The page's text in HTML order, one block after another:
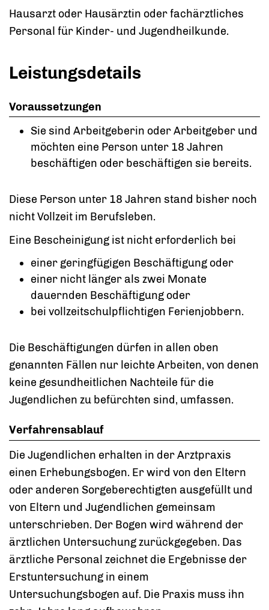
Hausarzt oder Hausärztin oder fachärztliches
Personal für Kinder- und Jugendheilkunde.
Leistungsdetails
Voraussetzungen
Sie sind Arbeitgeberin oder Arbeitgeber und
möchten eine Person unter 18 Jahren
beschäftigen oder beschäftigen sie bereits.
Diese Person unter 18 Jahren stand bisher noch
nicht Vollzeit im Berufsleben.
Eine Bescheinigung ist nicht erforderlich bei
einer geringfügigen Beschäftigung oder
einer nicht länger als zwei Monate
dauernden Beschäftigung oder
bei vollzeitschulpflichtigen Ferienjobbern.
Die Beschäftigungen dürfen in allen oben
genannten Fällen nur leichte Arbeiten, von denen
keine gesundheitlichen Nachteile für die
Jugendlichen zu befürchten sind, umfassen.
Verfahrensablauf
Die Jugendlichen erhalten in der Arztpraxis
einen Erhebungsbogen. Er wird von den Eltern
oder anderen Sorgeberechtigten ausgefüllt und
von Eltern und Jugendlichen gemeinsam
unterschrieben. Der Bogen wird während der
ärztlichen Untersuchung zurückgegeben. Das
ärztliche Personal zeichnet die Ergebnisse der
Erstuntersuchung in einem
Untersuchungsbogen auf. Die Praxis muss ihn